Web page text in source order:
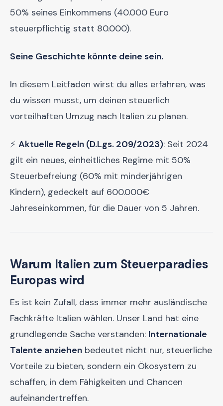
50% seines Einkommens (40.000 Euro
steuerpflichtig statt 80.000).
Seine Geschichte könnte deine sein.
In diesem Leitfaden wirst du alles erfahren, was
du wissen musst, um deinen steuerlich
vorteilhaften Umzug nach Italien zu planen.
⚡ Aktuelle Regeln (D.Lgs. 209/2023): Seit 2024
gilt ein neues, einheitliches Regime mit 50%
Steuerbefreiung (60% mit minderjährigen
Kindern), gedeckelt auf 600.000€
Jahreseinkommen, für die Dauer von 5 Jahren.
Warum Italien zum Steuerparadies
Europas wird
Es ist kein Zufall, dass immer mehr ausländische
Fachkräfte Italien wählen. Unser Land hat eine
grundlegende Sache verstanden: Internationale
Talente anziehen bedeutet nicht nur, steuerliche
Vorteile zu bieten, sondern ein Ökosystem zu
schaffen, in dem Fähigkeiten und Chancen
aufeinandertreffen.